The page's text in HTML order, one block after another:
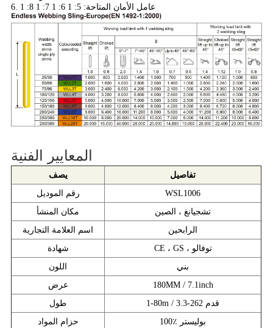
6. عامل الأمان المتاحة: 5: 1 6: 1 7: 1 8: 1
المعايير الفنية
يصف
تفاصيل
رقم الموديل
WSL1006
مكان المنشأ
تشجيانغ ، الصين
اسم العلامة التجارية
الرابحين
شهادة
CE ، GS ، توفالو
اللون
بني
عرض
180MM / 7.1inch
طول
1-80m / 3.3-262 قدم
حزام المواد
100٪ بوليستر